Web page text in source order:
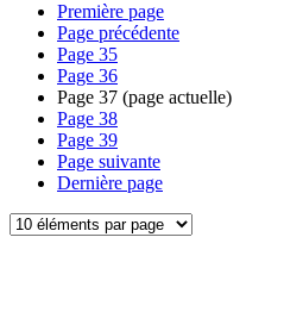
Première page
Page précédente
Page 35
Page 36
Page 37 (page actuelle)
Page 38
Page 39
Page suivante
Dernière page